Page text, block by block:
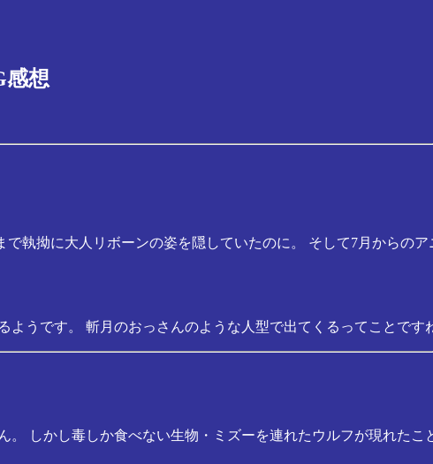
感想
執拗に大人リボーンの姿を隠していたのに。 そして7月からの
うです。 斬月のおっさんのような人型で出てくるってことです
しかし毒しか食べない生物・ミズーを連れたウルフが現れたこ